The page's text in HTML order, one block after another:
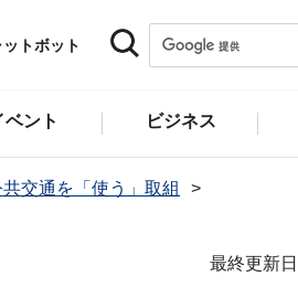
トボット
ント ビジネス
交通を「使う」取組
最終更新